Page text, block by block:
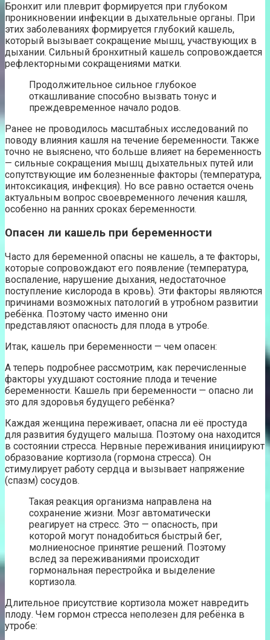
Бронхит или плеврит формируется при глубоком
проникновении инфекции в дыхательные органы. При
этих заболеваниях формируется глубокий кашель,
который вызывает сокращение мышц, участвующих в
дыхании. Сильный бронхитный кашель сопровождается
рефлекторными сокращениями матки.
Продолжительное сильное глубокое
откашливание способно вызвать тонус и
преждевременное начало родов.
Ранее не проводилось масштабных исследований по
поводу влияния кашля на течение беременности. Также
точно не выяснено, что больше влияет на беременность
— сильные сокращения мышц дыхательных путей или
сопутствующие им болезненные факторы (температура,
интоксикация, инфекция). Но все равно остается очень
актуальным вопрос своевременного лечения кашля,
особенно на ранних сроках беременности.
Опасен ли кашель при беременности
Часто для беременной опасны не кашель, а те факторы,
которые сопровождают его появление (температура,
воспаление, нарушение дыхания, недостаточное
поступление кислорода в кровь). Эти факторы являются
причинами возможных патологий в утробном развитии
ребёнка. Поэтому часто именно они
представляют опасность для плода в утробе.
Итак, кашель при беременности — чем опасен:
А теперь подробнее рассмотрим, как перечисленные
факторы ухудшают состояние плода и течение
беременности. Кашель при беременности — опасно ли
это для здоровья будущего ребёнка?
Каждая женщина переживает, опасна ли её простуда
для развития будущего малыша. Поэтому она находится
в состоянии стресса. Нервные переживания инициируют
образование кортизола (гормона стресса). Он
стимулирует работу сердца и вызывает напряжение
(спазм) сосудов.
Такая реакция организма направлена на
сохранение жизни. Мозг автоматически
реагирует на стресс. Это — опасность, при
которой могут понадобиться быстрый бег,
молниеносное принятие решений. Поэтому
вслед за переживаниями происходит
гормональная перестройка и выделение
кортизола.
Длительное присутствие кортизола может навредить
плоду. Чем гормон стресса неполезен для ребёнка в
утробе: